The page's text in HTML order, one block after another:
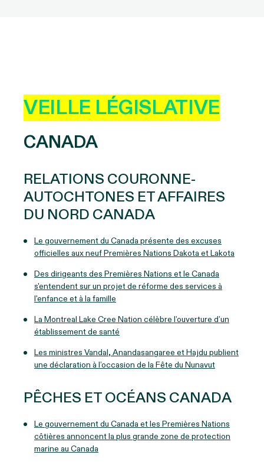
VEILLE LÉGISLATIVE
CANADA
RELATIONS COURONNE-
AUTOCHTONES ET AFFAIRES
DU NORD CANADA
Le gouvernement du Canada présente des excuses
officielles aux neuf Premières Nations Dakota et Lakota
Des dirigeants des Premières Nations et le Canada
s'entendent sur un projet de réforme des services à
l'enfance et à la famille
La Montreal Lake Cree Nation célèbre l’ouverture d’un
établissement de santé
Les ministres Vandal, Anandasangaree et Hajdu publient
une déclaration à l’occasion de la Fête du Nunavut
PÊCHES ET OCÉANS CANADA
Le gouvernement du Canada et les Premières Nations
côtières annoncent la plus grande zone de protection
marine au Canada